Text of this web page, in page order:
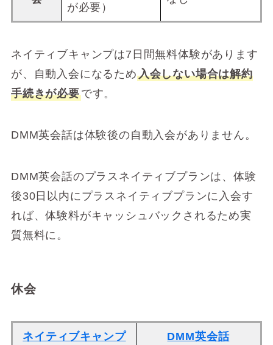
が必要）
ネイティブキャンプは7日間無料体験があります
が、自動入会になるため入会しない場合は解約
手続きが必要です。
DMM英会話は体験後の自動入会がありません。
DMM英会話のプラスネイティブプランは、体験
後30日以内にプラスネイティブプランに入会す
れば、体験料がキャッシュバックされるため実
質無料に。
休会
ネイティブキャンプ DMM英会話